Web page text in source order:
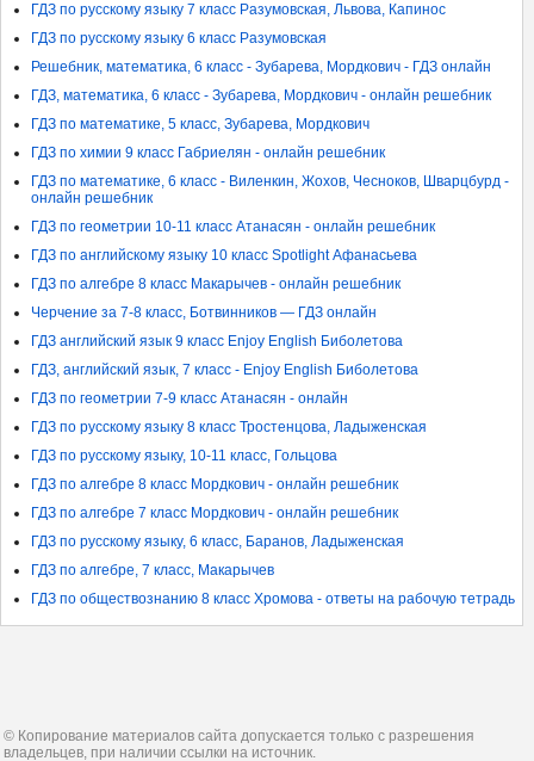
ГДЗ по русскому языку 7 класс Разумовская, Львова, Капинос
ГДЗ по русскому языку 6 класс Разумовская
Решебник, математика, 6 класс - Зубарева, Мордкович - ГДЗ онлайн
ГДЗ, математика, 6 класс - Зубарева, Мордкович - онлайн решебник
ГДЗ по математике, 5 класс, Зубарева, Мордкович
ГДЗ по химии 9 класс Габриелян - онлайн решебник
ГДЗ по математике, 6 класс - Виленкин, Жохов, Чесноков, Шварцбурд -
онлайн решебник
ГДЗ по геометрии 10-11 класс Атанасян - онлайн решебник
ГДЗ по английскому языку 10 класс Spotlight Афанасьева
ГДЗ по алгебре 8 класс Макарычев - онлайн решебник
Черчение за 7-8 класс, Ботвинников — ГДЗ онлайн
ГДЗ английский язык 9 класс Enjoy English Биболетова
ГДЗ, английский язык, 7 класс - Enjoy English Биболетова
ГДЗ по геометрии 7-9 класс Атанасян - онлайн
ГДЗ по русскому языку 8 класс Тростенцова, Ладыженская
ГДЗ по русскому языку, 10-11 класс, Гольцова
ГДЗ по алгебре 8 класс Мордкович - онлайн решебник
ГДЗ по алгебре 7 класс Мордкович - онлайн решебник
ГДЗ по русскому языку, 6 класс, Баранов, Ладыженская
ГДЗ по алгебре, 7 класс, Макарычев
ГДЗ по обществознанию 8 класс Хромова - ответы на рабочую тетрадь
© Копирование материалов сайта допускается только с разрешения
владельцев, при наличии ссылки на источник.